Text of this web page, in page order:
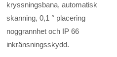
kryssningsbana, automatisk
skanning, 0,1 ° placering
noggrannhet och IP 66
inkränsningsskydd.